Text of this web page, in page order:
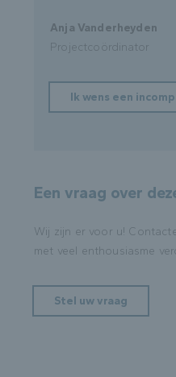
Anja Vanderheyden
Projectcoördinator
Ik wens een
Een vraag over
Wij zijn er voor u!
met veel enthousiasme
Stel uw vraag